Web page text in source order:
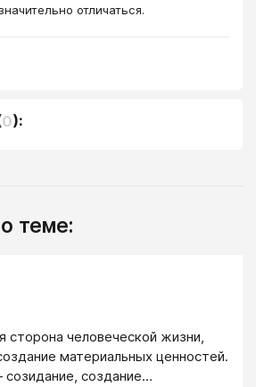
отличаться.
0):
теме:
сторона человеческой жизни,
материальных ценностей.
создание